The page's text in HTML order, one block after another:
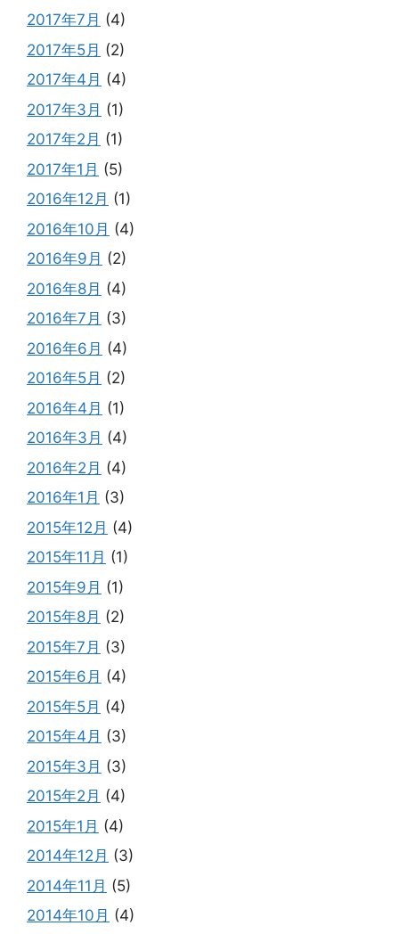
2017年7月 (4)
2017年5月 (2)
2017年4月 (4)
2017年3月 (1)
2017年2月 (1)
2017年1月 (5)
2016年12月 (1)
2016年10月 (4)
2016年9月 (2)
2016年8月 (4)
2016年7月 (3)
2016年6月 (4)
2016年5月 (2)
2016年4月 (1)
2016年3月 (4)
2016年2月 (4)
2016年1月 (3)
2015年12月 (4)
2015年11月 (1)
2015年9月 (1)
2015年8月 (2)
2015年7月 (3)
2015年6月 (4)
2015年5月 (4)
2015年4月 (3)
2015年3月 (3)
2015年2月 (4)
2015年1月 (4)
2014年12月 (3)
2014年11月 (5)
2014年10月 (4)